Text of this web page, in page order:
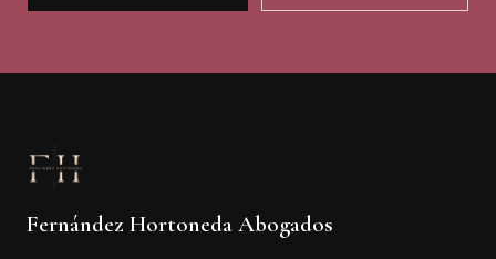
Fernández Hortoneda Abogados